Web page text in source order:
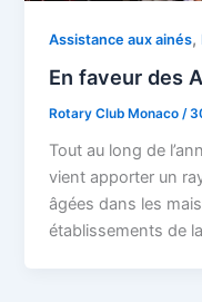
Assistance aux ainés,
En faveur des
Rotary Club Monaco/
Tout au long de
vient apporter un
âgées dans les
établissements de